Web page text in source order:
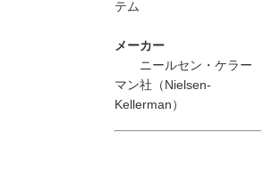
テム
メーカー
ニールセン・ケラー
マン社（Nielsen-
Kellerman）